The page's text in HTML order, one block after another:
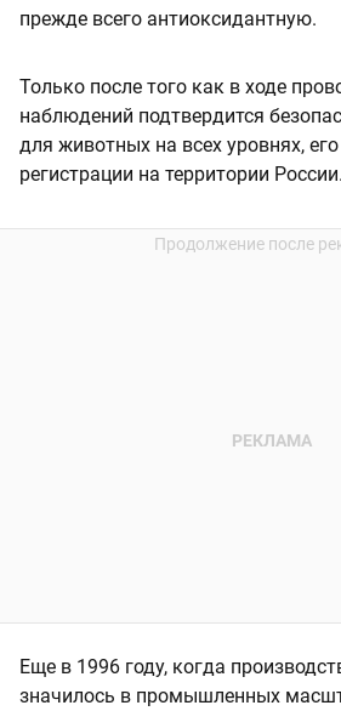
прежде всего антиоксидантную.
Только после того как в ходе
наблюдений подтвердится
для животных на всех уровнях,
регистрации на территории России.
Еще в 1996 году, когда
значилось в промышленных